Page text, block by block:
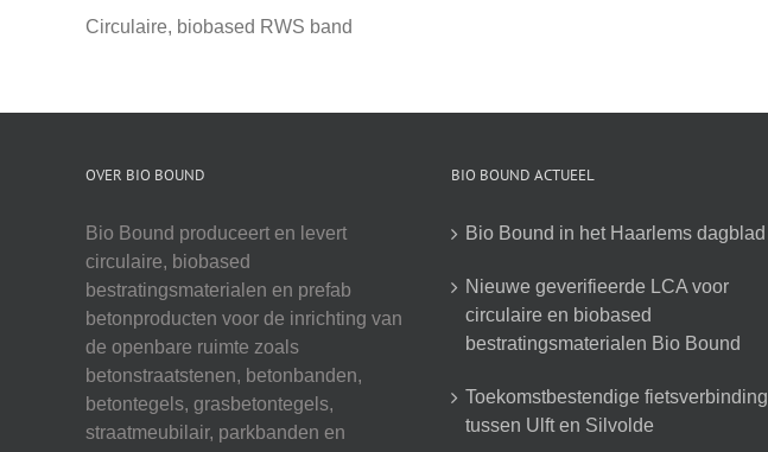
Circulaire, biobased RWS band
OVER BIO BOUND
Bio Bound produceert en levert
circulaire, biobased
bestratingsmaterialen en prefab
betonproducten voor de inrichting van
de openbare ruimte zoals
betonstraatstenen, betonbanden,
betontegels, grasbetontegels,
straatmeubilair, parkbanden en
BIO BOUND ACTUEEL
Bio Bound in het Haarlems dagblad
Nieuwe geverifieerde LCA voor
circulaire en biobased
bestratingsmaterialen Bio Bound
Toekomstbestendige fietsverbinding
tussen Ulft en Silvolde